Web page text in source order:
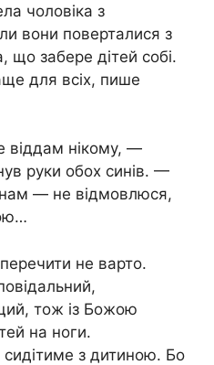
чоловіка з
вони поверталися з
що забере дітей собі.
для всіх, пише
віддам нікому, —
руки обох синів. —
— не відмовлюся,
не варто.
тож із Божою
на ноги.
з дитиною. Бо